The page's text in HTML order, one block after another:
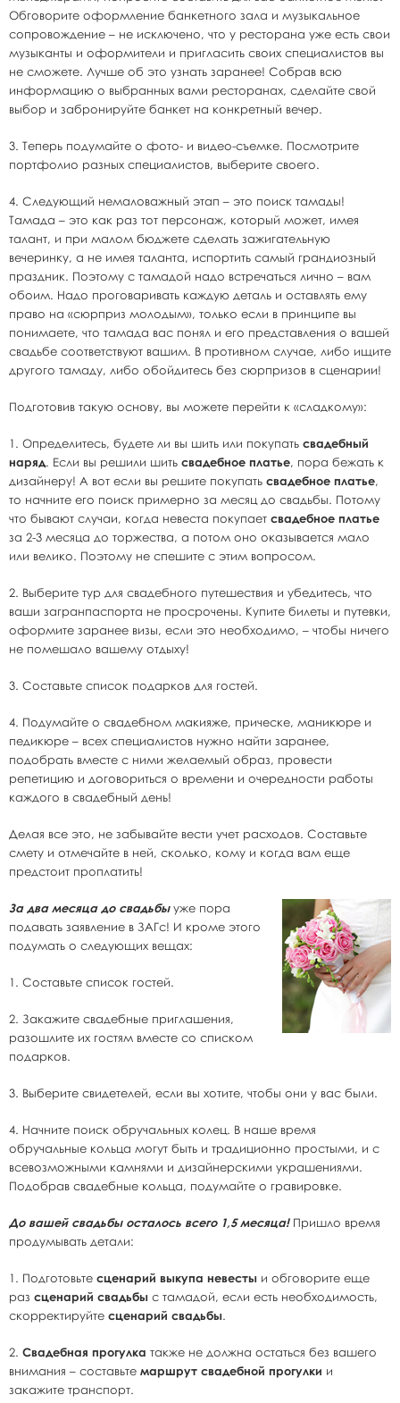
Обговорите оформление банкетного зала и музыкальное
сопровождение – не исключено, что у ресторана уже есть свои
музыканты и оформители и пригласить своих специалистов вы
не сможете. Лучше об это узнать заранее! Собрав всю
информацию о выбранных вами ресторанах, сделайте свой
выбор и забронируйте банкет на конкретный вечер.
3. Теперь подумайте о фото- и видео-съемке. Посмотрите
портфолио разных специалистов, выберите своего.
4. Следующий немаловажный этап – это поиск тамады!
Тамада – это как раз тот персонаж, который может, имея
талант, и при малом бюджете сделать зажигательную
вечеринку, а не имея таланта, испортить самый грандиозный
праздник. Поэтому с тамадой надо встречаться лично – вам
обоим. Надо проговаривать каждую деталь и оставлять ему
право на «сюрприз молодым», только если в принципе вы
понимаете, что тамада вас понял и его представления о вашей
свадьбе соответствуют вашим. В противном случае, либо ищите
другого тамаду, либо обойдитесь без сюрпризов в сценарии!
Подготовив такую основу, вы можете перейти к «сладкому»:
1. Определитесь, будете ли вы шить или покупать свадебный
наряд. Если вы решили шить свадебное платье, пора бежать к
дизайнеру! А вот если вы решите покупать свадебное платье,
то начните его поиск примерно за месяц до свадьбы. Потому
что бывают случаи, когда невеста покупает свадебное платье
за 2-3 месяца до торжества, а потом оно оказывается мало
или велико. Поэтому не спешите с этим вопросом.
2. Выберите тур для свадебного путешествия и убедитесь, что
ваши загранпаспорта не просрочены. Купите билеты и путевки,
оформите заранее визы, если это необходимо, – чтобы ничего
не помешало вашему отдыху!
3. Составьте список подарков для гостей.
4. Подумайте о свадебном макияже, прическе, маникюре и
педикюре – всех специалистов нужно найти заранее,
подобрать вместе с ними желаемый образ, провести
репетицию и договориться о времени и очередности работы
каждого в свадебный день!
Делая все это, не забывайте вести учет расходов. Составьте
смету и отмечайте в ней, сколько, кому и когда вам еще
предстоит проплатить!
За два месяца до свадьбыуже пора
подавать заявление в ЗАГс! И кроме этого
подумать о следующих вещах:
1. Составьте список гостей.
2. Закажите свадебные приглашения,
разошлите их гостям вместе со списком
подарков.
3. Выберите свидетелей, если вы хотите, чтобы они у вас были.
4. Начните поиск обручальных колец. В наше время
обручальные кольца могут быть и традиционно простыми, и с
всевозможными камнями и дизайнерскими украшениями.
Подобрав свадебные кольца, подумайте о гравировке.
До вашей свадьбы осталось всего 1,5 месяца!Пришло время
продумывать детали:
1. Подготовьте сценарий выкупа невесты и обговорите еще
раз сценарий свадьбы с тамадой, если есть необходимость,
скорректируйте сценарий свадьбы.
2. Свадебная прогулка также не должна остаться без вашего
внимания – составьте маршрут свадебной прогулки и
закажите транспорт.